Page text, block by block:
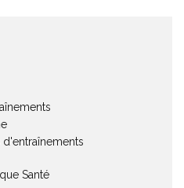
d'entraînements
Santé